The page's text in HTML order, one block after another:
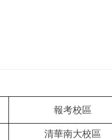
報考校區
清華南大校區